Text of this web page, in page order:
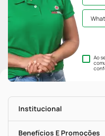
Ao
Institucional
Nossas Lojas
Benefícios E Promoções